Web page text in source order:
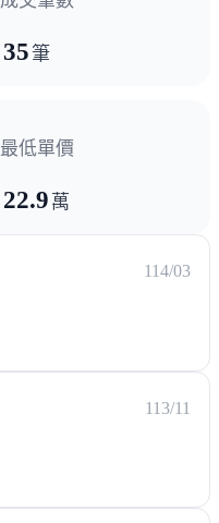
35筆
最低單價
22.9 萬
114/03
113/11